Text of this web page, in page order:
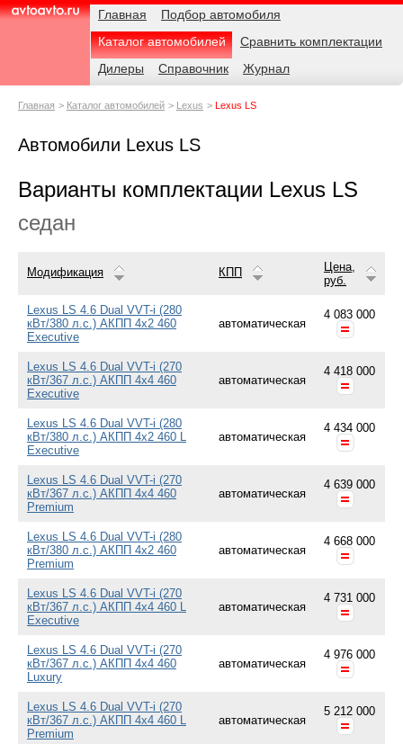
AvtoAvto.ru
Навигация Главная
Подбор автомобиля
Каталог автомобилей
Сравнить комплектации
Дилеры
Справочник Журнал
Родительские
Главная Каталог автомобилей Lexus Lexus LS
Автомобили Lexus LS
Варианты комплектации Lexus LS
седан
Модификация КПП
Цена,
руб.
Lexus LS 4.6 Dual VVT-i (280
кВт/380 л.с.) АКПП 4x2 460
Executive
автоматическая
4 083 000
Lexus LS 4.6 Dual VVT-i (270
кВт/367 л.с.) АКПП 4x4 460
Executive
автоматическая
4 418 000
Lexus LS 4.6 Dual VVT-i (280
кВт/380 л.с.) АКПП 4x2 460 L
Executive
автоматическая
4 434 000
Lexus LS 4.6 Dual VVT-i (270
кВт/367 л.с.) АКПП 4x4 460
Premium
автоматическая
4 639 000
Lexus LS 4.6 Dual VVT-i (280
кВт/380 л.с.) АКПП 4x2 460
Premium
автоматическая
4 668 000
Lexus LS 4.6 Dual VVT-i (270
кВт/367 л.с.) АКПП 4x4 460 L
Executive
автоматическая
4 731 000
Lexus LS 4.6 Dual VVT-i (270
кВт/367 л.с.) АКПП 4x4 460
Luxury
автоматическая
4 976 000
Lexus LS 4.6 Dual VVT-i (270
кВт/367 л.с.) АКПП 4x4 460 L
Premium
автоматическая
5 212 000